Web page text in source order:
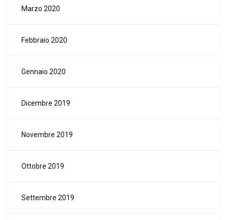
Marzo 2020
Febbraio 2020
Gennaio 2020
Dicembre 2019
Novembre 2019
Ottobre 2019
Settembre 2019